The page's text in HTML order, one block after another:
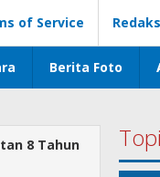
of Service
Berita Foto
8 Tahun